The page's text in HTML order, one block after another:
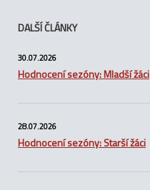
DALŠÍ ČLÁNKY
30.07.2026
Hodnocení sezóny: Mladší žáci
28.07.2026
Hodnocení sezóny: Starší žáci